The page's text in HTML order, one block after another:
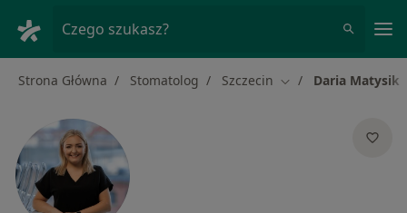
Czego szukasz?
Strona Główna Stomatolog Szczecin Zmień miasto
Daria Matysik